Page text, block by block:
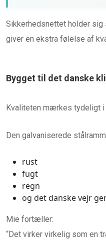
Sikkerhedsnettet holder
giver en ekstra følelse af
Bygget til det danske
Kvaliteten mærkes tydeligt i
Den galvaniserede
rust
fugt
regn
og det danske vejr
Mie fortæller:
“Det virker virkelig som en